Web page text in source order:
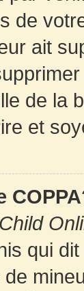
de
ait
de la
et
Child
qui